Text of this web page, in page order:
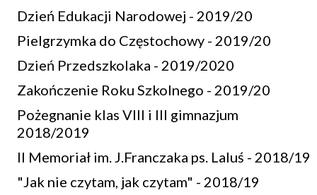
Dzień Edukacji Narodowej - 2019/20
Pielgrzymka do Częstochowy - 2019/20
Dzień Przedszkolaka - 2019/2020
Zakończenie Roku Szkolnego - 2019/20
Pożegnanie klas VIII i III gimnazjum
2018/2019
II Memoriał im. J.Franczaka ps. Laluś - 2018/19
"Jak nie czytam, jak czytam" - 2018/19